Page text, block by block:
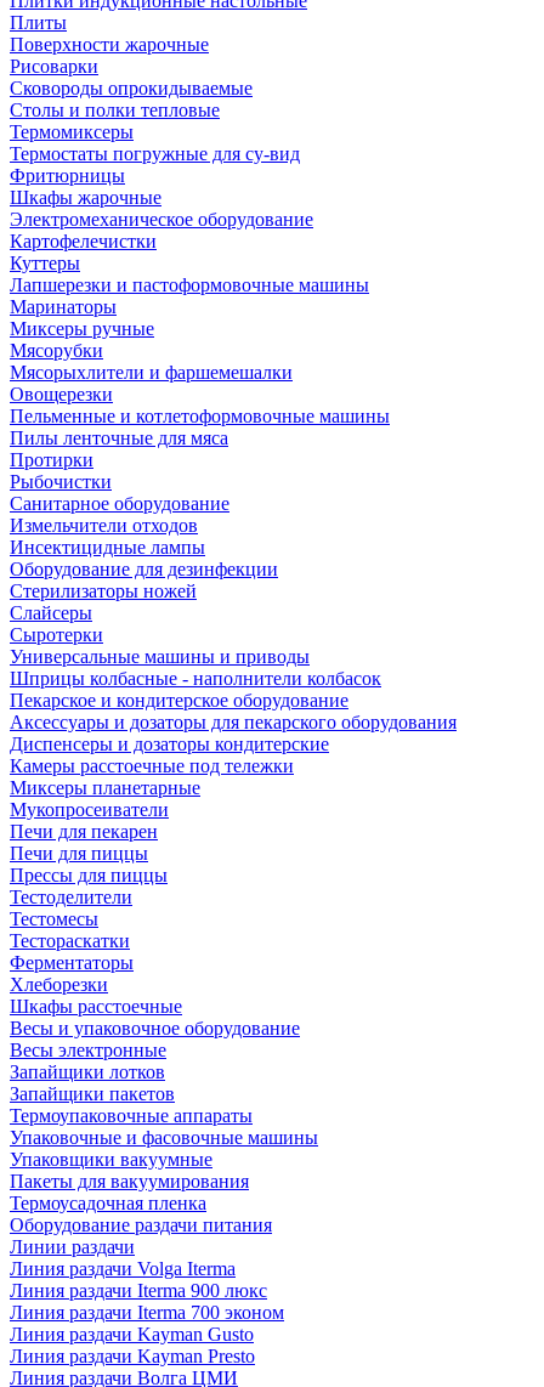
Плиты
Поверхности жарочные
Рисоварки
Сковороды опрокидываемые
Столы и полки тепловые
Термомиксеры
Термостаты погружные для су-вид
Фритюрницы
Шкафы жарочные
Электромеханическое оборудование
Картофелечистки
Куттеры
Лапшерезки и пастоформовочные машины
Маринаторы
Миксеры ручные
Мясорубки
Мясорыхлители и фаршемешалки
Овощерезки
Пельменные и котлетоформовочные машины
Пилы ленточные для мяса
Протирки
Рыбочистки
Санитарное оборудование
Измельчители отходов
Инсектицидные лампы
Оборудование для дезинфекции
Стерилизаторы ножей
Слайсеры
Сыротерки
Универсальные машины и приводы
Шприцы колбасные - наполнители колбасок
Пекарское и кондитерское оборудование
Аксессуары и дозаторы для пекарского оборудования
Диспенсеры и дозаторы кондитерские
Камеры расстоечные под тележки
Миксеры планетарные
Мукопросеиватели
Печи для пекарен
Печи для пиццы
Прессы для пиццы
Тестоделители
Тестомесы
Тестораскатки
Ферментаторы
Хлеборезки
Шкафы расстоечные
Весы и упаковочное оборудование
Весы электронные
Запайщики лотков
Запайщики пакетов
Термоупаковочные аппараты
Упаковочные и фасовочные машины
Упаковщики вакуумные
Пакеты для вакуумирования
Термоусадочная пленка
Оборудование раздачи питания
Линии раздачи
Линия раздачи Volga Iterma
Линия раздачи Iterma 900 люкс
Линия раздачи Iterma 700 эконом
Линия раздачи Kayman Gusto
Линия раздачи Kayman Presto
Линия раздачи Волга ЦМИ